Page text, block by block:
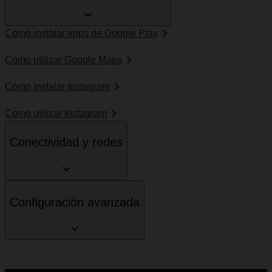
Cómo instalar apps de Google Play
Cómo utilizar Google Maps
Cómo instalar Instagram
Cómo utilizar Instagram
Conectividad y redes
Configuración avanzada